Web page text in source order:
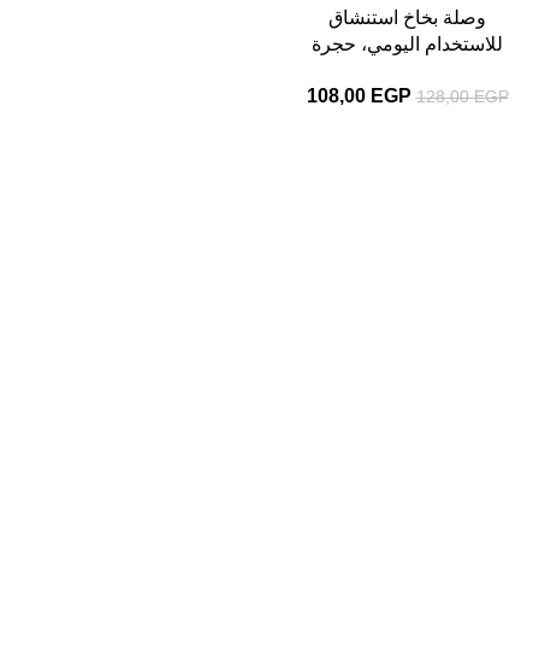
وصلة بخاخ استنشاق
للاستخدام اليومي، حجرة
التنظيف128,00EGP
108,00 EGP